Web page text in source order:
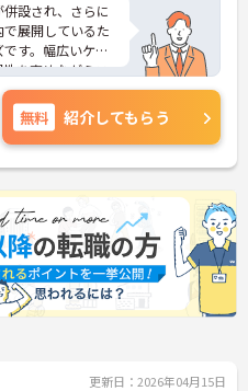
設され、さらに
展開しているた
す。幅広いケア
を高めながらス
。
給や昇進のチャ
また、マネジメ
験を積みなが
など、自分の適
できます。女性
中◎男女ともに長
ッフミーティン
「ケースカンフ
・ベテランに関
解決策を考えるフ
無料 紹介してもらう
更新日：2026年04月15日